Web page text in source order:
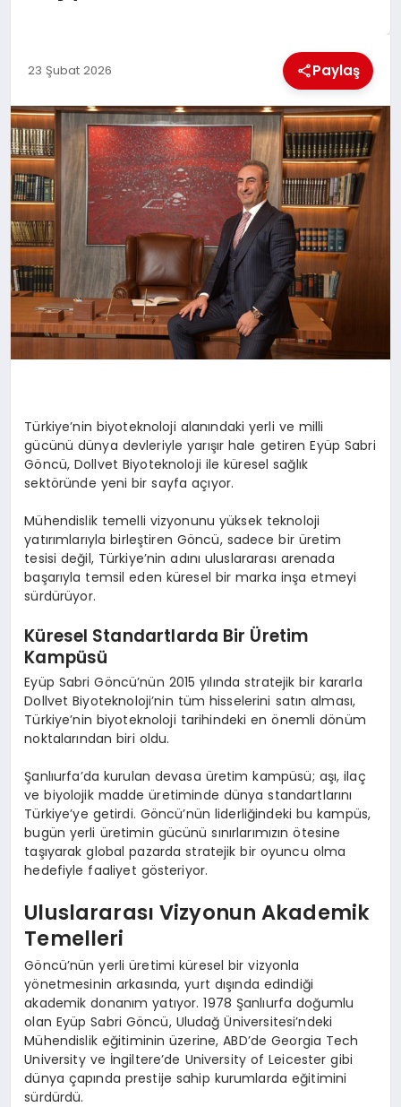
23 Şubat 2026 Paylaş
Türkiye’nin biyoteknoloji alanındaki yerli ve milli
gücünü dünya devleriyle yarışır hale getiren Eyüp Sabri
Göncü, Dollvet Biyoteknoloji ile küresel sağlık
sektöründe yeni bir sayfa açıyor.
Mühendislik temelli vizyonunu yüksek teknoloji
yatırımlarıyla birleştiren Göncü, sadece bir üretim
tesisi değil, Türkiye’nin adını uluslararası arenada
başarıyla temsil eden küresel bir marka inşa etmeyi
sürdürüyor.
Küresel Standartlarda Bir Üretim
Kampüsü
Eyüp Sabri Göncü’nün 2015 yılında stratejik bir kararla
Dollvet Biyoteknoloji’nin tüm hisselerini satın alması,
Türkiye’nin biyoteknoloji tarihindeki en önemli dönüm
noktalarından biri oldu.
Şanlıurfa’da kurulan devasa üretim kampüsü; aşı, ilaç
ve biyolojik madde üretiminde dünya standartlarını
Türkiye’ye getirdi. Göncü’nün liderliğindeki bu kampüs,
bugün yerli üretimin gücünü sınırlarımızın ötesine
taşıyarak global pazarda stratejik bir oyuncu olma
hedefiyle faaliyet gösteriyor.
Uluslararası Vizyonun Akademik
Temelleri
Göncü’nün yerli üretimi küresel bir vizyonla
yönetmesinin arkasında, yurt dışında edindiği
akademik donanım yatıyor. 1978 Şanlıurfa doğumlu
olan Eyüp Sabri Göncü, Uludağ Üniversitesi’ndeki
Mühendislik eğitiminin üzerine, ABD’de Georgia Tech
University ve İngiltere’de University of Leicester gibi
dünya çapında prestije sahip kurumlarda eğitimini
sürdürdü.